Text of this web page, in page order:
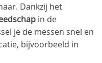
Dankzij het
in de
je de messen snel en
bijvoorbeeld in